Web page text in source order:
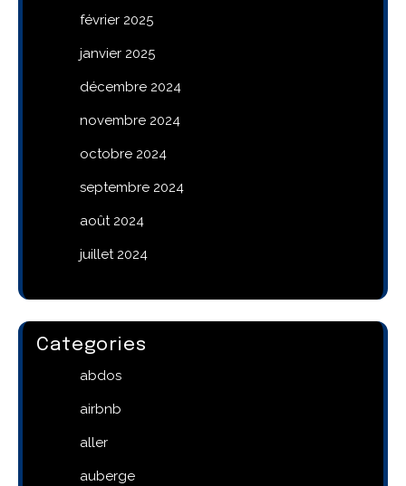
février 2025
janvier 2025
décembre 2024
novembre 2024
octobre 2024
septembre 2024
août 2024
juillet 2024
Categories
abdos
airbnb
aller
auberge